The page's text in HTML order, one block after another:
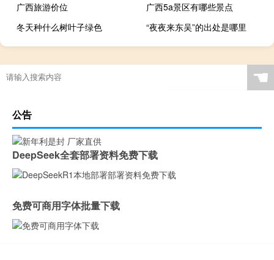
广西旅游价位
广西5a景区有哪些景点
冬天种什么树叶子绿色
“夜夜来东吴”的出处是哪里
☚
公告
DeepSeek全套部署资料免费下载
免费可商用字体批量下载